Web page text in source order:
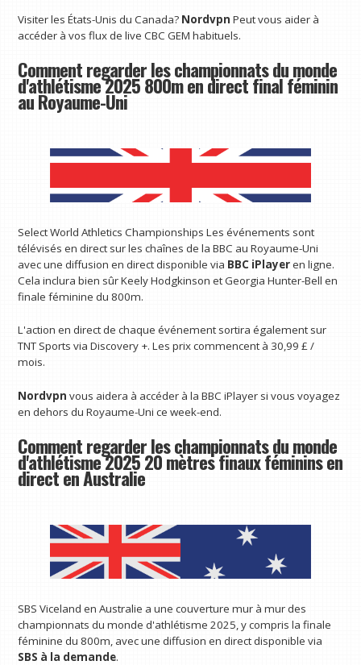
Visiter les États-Unis du Canada? Nordvpn Peut vous aider à
accéder à vos flux de live CBC GEM habituels.
Comment regarder les championnats du monde
d'athlétisme 2025 800m en direct final féminin
au Royaume-Uni
Select World Athletics Championships Les événements sont
télévisés en direct sur les chaînes de la BBC au Royaume-Uni
avec une diffusion en direct disponible via BBC iPlayeren ligne.
Cela inclura bien sûr Keely Hodgkinson et Georgia Hunter-Bell en
finale féminine du 800m.
L'action en direct de chaque événement sortira également sur
TNT Sports via Discovery +. Les prix commencent à 30,99 £ /
mois.
Nordvpn vous aidera à accéder à la BBC iPlayer si vous voyagez
en dehors du Royaume-Uni ce week-end.
Comment regarder les championnats du monde
d'athlétisme 2025 20 mètres finaux féminins en
direct en Australie
SBS Viceland en Australie a une couverture mur à mur des
championnats du monde d'athlétisme 2025, y compris la finale
féminine du 800m, avec une diffusion en direct disponible via
SBS à la demande.